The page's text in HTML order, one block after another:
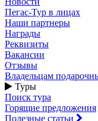
Пегас-Тур в лицах
Наши партнеры
Награды
Реквизиты
Вакансии
Отзывы
Владельцам
Туры
Поиск тура
Горящие предложения
Полезные статьи